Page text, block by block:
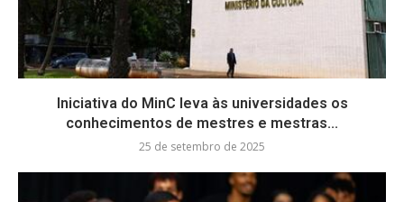
Iniciativa do MinC leva às universidades os
conhecimentos de mestres e mestras...
25 de setembro de 2025